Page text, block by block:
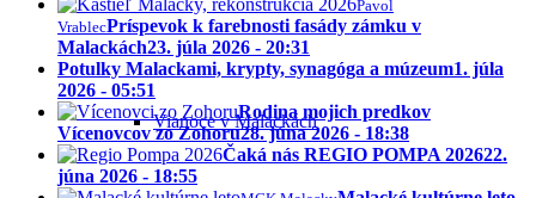
Vianoce v Malackách
Pavol
VrablecPríspevok k farebnosti fasády zámku v
Malackách23. júla 2026 - 20:31
Potulky Malackami, krypty, synagóga a múzeum1. júla
2026 - 05:51
Rodina mojich predkov
Vícenovcov zo Zohoru28. júna 2026 - 18:38
Čaká nás REGIO POMPA 202622.
júna 2026 - 18:55